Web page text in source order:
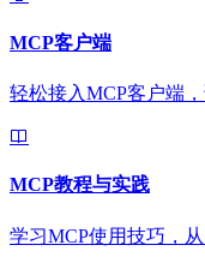
MCP客户端
轻松接入MCP客户端
MCP教程与实践
学习MCP使用技巧，